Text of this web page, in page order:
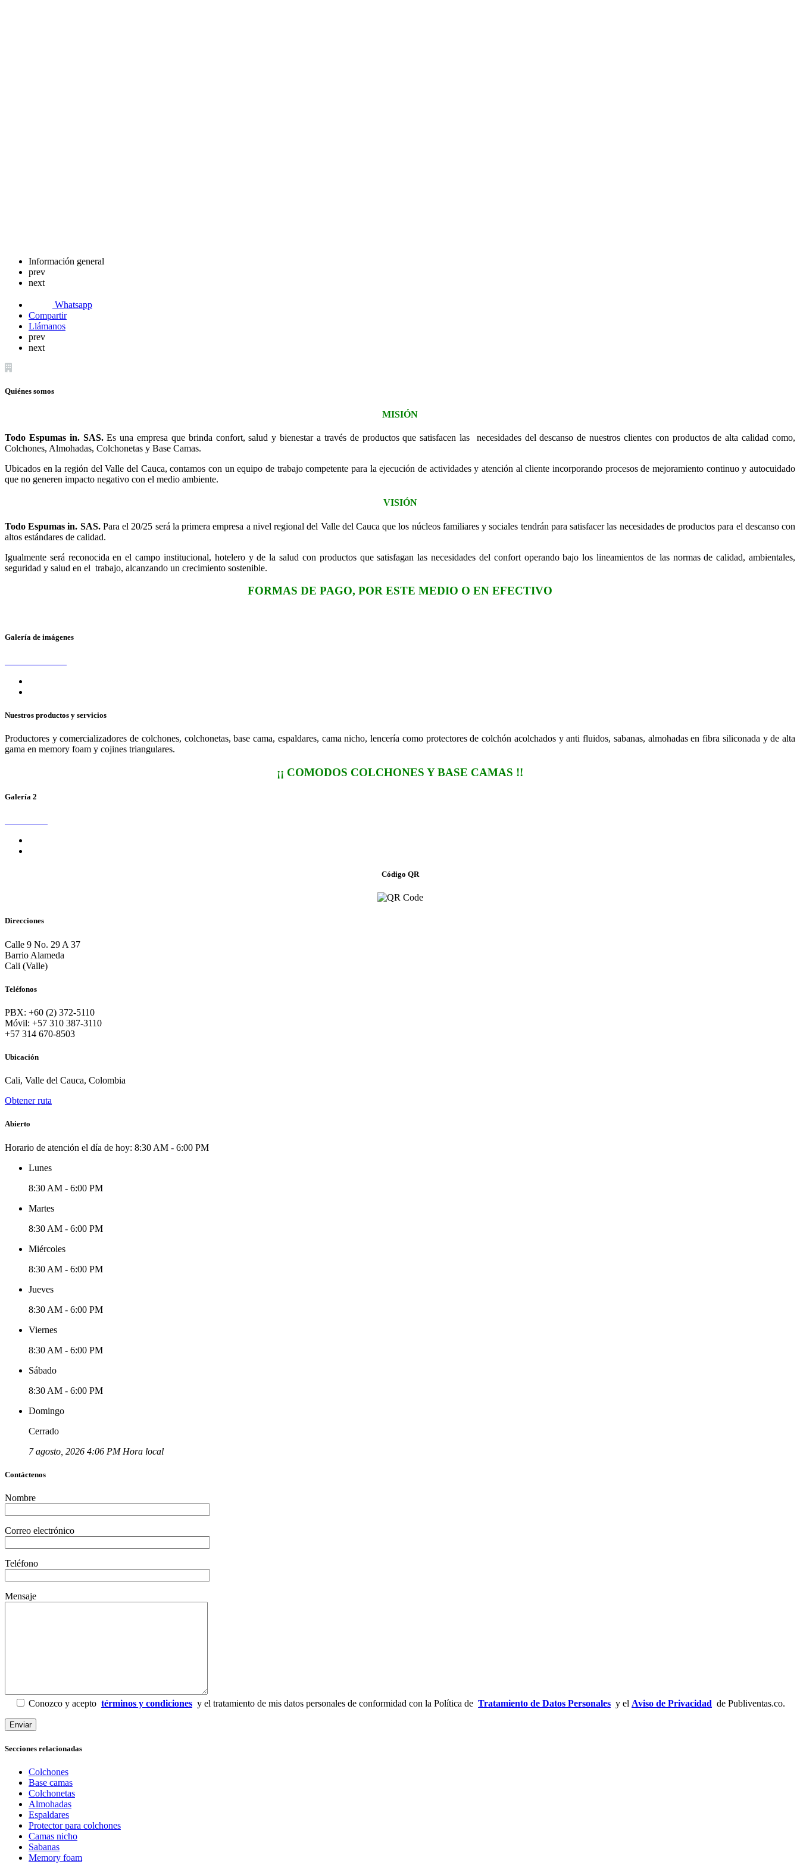
Información general
prev
next
Whatsapp
Compartir
Llámanos
prev
next
Quiénes somos
MISIÓN
Todo Espumas in. SAS.Es una empresa que brinda confort, salud y bienestar a través de productos que satisfacen las necesidades del descanso de nuestros clientes con productos de alta calidad como,
Colchones, Almohadas, Colchonetas y Base Camas.
Ubicados en la región del Valle del Cauca, contamos con un equipo de trabajo competente para la ejecución de actividades y atención al cliente incorporando procesos de mejoramiento continuo y autocuidado
que no generen impacto negativo con el medio ambiente.
VISIÓN
Todo Espumas in. SAS.Para el 20/25 será la primera empresa a nivel regional del Valle del Cauca que los núcleos familiares y sociales tendrán para satisfacer las necesidades de productos para el descanso con
altos estándares de calidad.
Igualmente será reconocida en el campo institucional, hotelero y de la salud con productos que satisfagan las necesidades del confort operando bajo los lineamientos de las normas de calidad, ambientales,
seguridad y salud en el trabajo, alcanzando un crecimiento sostenible.
FORMAS DE PAGO, POR ESTE MEDIO O EN EFECTIVO
Galería de imágenes
Nuestros productos y servicios
Productores y comercializadores de colchones, colchonetas, base cama, espaldares, cama nicho, lencería como protectores de colchón acolchados y anti fluidos, sabanas, almohadas en fibra siliconada y de alta
gama en memory foam y cojines triangulares.
¡¡ COMODOS COLCHONES Y BASE CAMAS !!
Galería 2
Código QR
Direcciones
Calle 9 No. 29 A 37
Barrio Alameda
Cali (Valle)
Teléfonos
PBX: +60 (2) 372-5110
Móvil: +57 310 387-3110
+57 314 670-8503
Ubicación
Cali, Valle del Cauca, Colombia
Obtener ruta
Abierto
Horario de atención el día de hoy: 8:30 AM - 6:00 PM
Lunes
8:30 AM - 6:00 PM
Martes
8:30 AM - 6:00 PM
Miércoles
8:30 AM - 6:00 PM
Jueves
8:30 AM - 6:00 PM
Viernes
8:30 AM - 6:00 PM
Sábado
8:30 AM - 6:00 PM
Domingo
Cerrado
7 agosto, 2026 4:06 PM Hora local
Contáctenos
Nombre
Correo electrónico
Teléfono
Mensaje
Conozco y acepto términos y condiciones y el tratamiento de mis datos personales de conformidad con la Política de Tratamiento de Datos Personales y el Aviso de Privacidad de Publiventas.co.
Secciones relacionadas
Colchones
Base camas
Colchonetas
Almohadas
Espaldares
Protector para colchones
Camas nicho
Sabanas
Memory foam